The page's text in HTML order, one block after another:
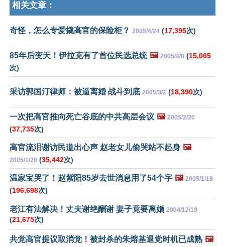
相关文章：
奇怪，怎么专爱撬高官的保险柜？ 2005/4/24 (17,395次)
85年后变天！伊拉克有了首位民选总统 🖼️ 2005/4/8 (15,065
次)
采访郭国汀律师：被逼离婚 战斗到底 2005/3/2 (18,390次)
一次把高官推向死亡谷底的中共高层会议 🖼️ 2005/2/20
(37,735次)
高官流泪谢访民道出心声 赵老女儿偷哭站不起身 🖼️
2005/1/20 (35,442次)
温家宝哭了！赵紫阳85岁去世消息用了54个字 🖼️ 2005/1/18
(196,698次)
老江有法解决！丈夫谢绝酬谢 妻子竟要离婚 2004/12/19
(21,675次)
共党高官提议取消党！被封杀的朱熔基退党时机已成熟 🖼️